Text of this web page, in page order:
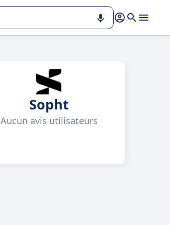
Sopht
Aucun avis utilisateurs